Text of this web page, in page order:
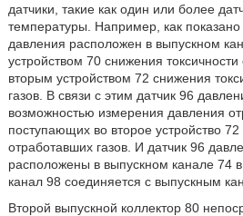
датчики, такие как один или более
температуры. Например, как показано
давления расположен в выпускном
устройством 70 снижения
вторым устройством 72 снижения
газов. В связи с этим датчик 96
возможностью измерения давления
поступающих во второе устройство 72
отработавших газов. И датчик 96
расположены в выпускном канале 74
канал 98 соединяется с выпускным
Второй выпускной коллектор 80